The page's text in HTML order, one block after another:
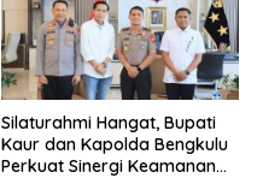
Silaturahmi Hangat, Bupati
Kaur dan Kapolda Bengkulu
Perkuat Sinergi Keamanan